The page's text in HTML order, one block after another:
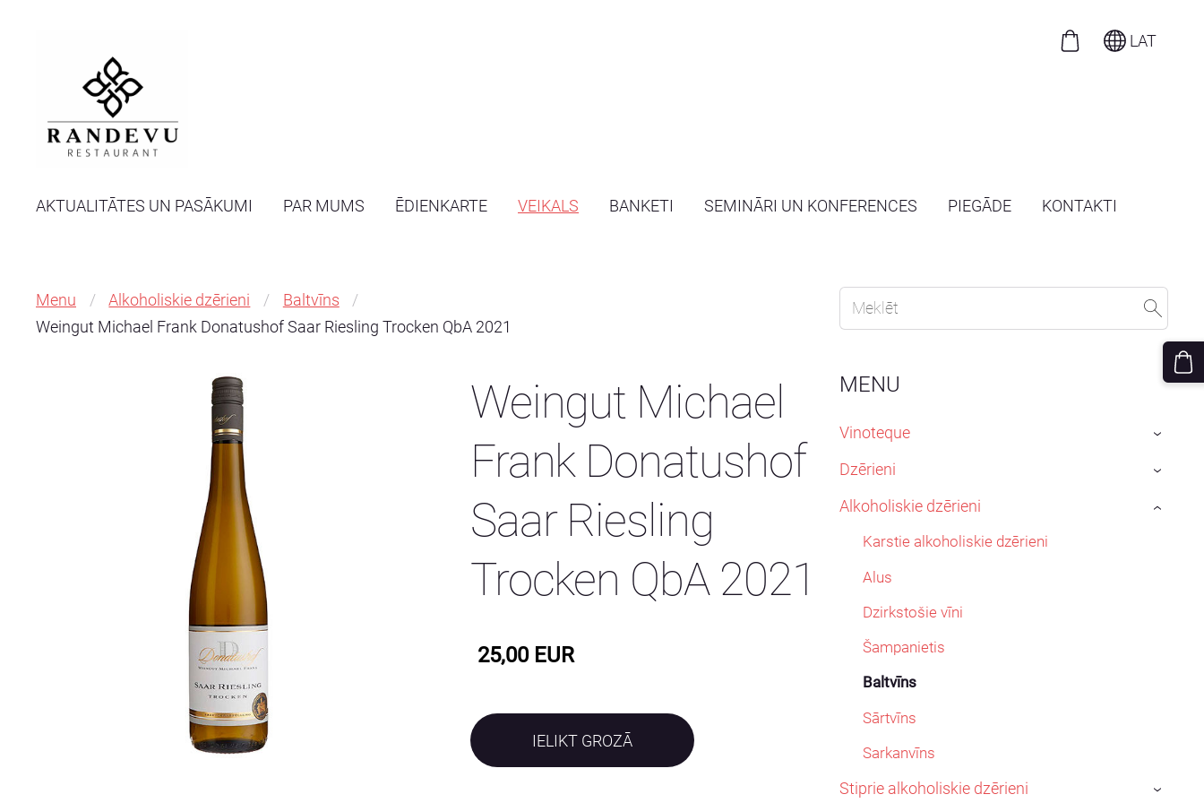
AKTUALITĀTES UN PASĀKUMI PAR MUMS ĒDIENKARTE VEIKALS BANKETI SEMINĀRI UN KONFERENCES PIEGĀDE KONTAKTI
LAT
MENU
Vinoteque ›
Dzērieni ›
Alkoholiskie dzērieni
Karstie alkoholiskie dzērieni
Alus
Dzirkstošie vīni
Šampanietis
Baltvīns
Sārtvīns
Sarkanvīns
›
Stiprie alkoholiskie dzērieni ›
Menu Alkoholiskie dzērieni
Baltvīns
Weingut Michael Frank Donatushof Saar Riesling Trocken QbA 2021
Weingut Michael
Frank Donatushof
Saar Riesling
Trocken QbA 2021
25,00 EUR
IELIKT GROZĀ